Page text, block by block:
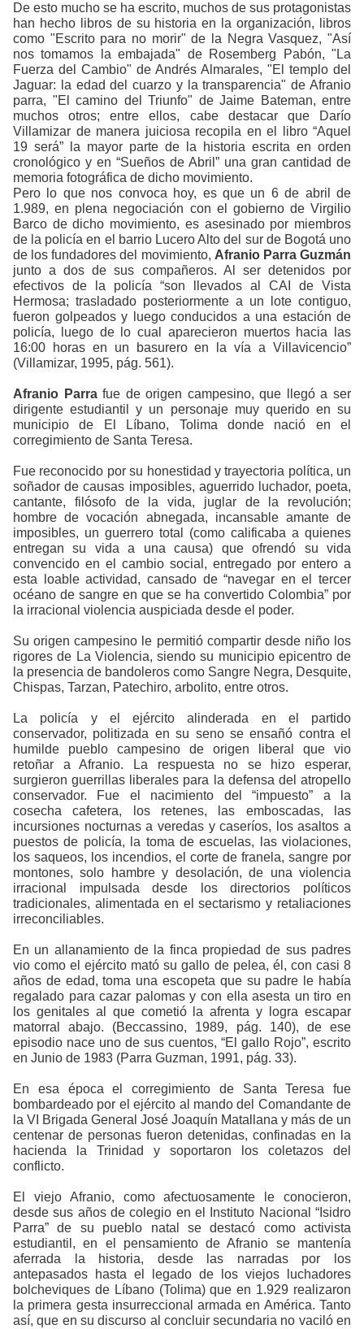
De esto mucho se ha escrito, muchos de sus protagonistas
han hecho libros de su historia en la organización, libros
como "Escrito para no morir" de la Negra Vasquez, "Así
nos tomamos la embajada" de Rosemberg Pabón, "La
Fuerza del Cambio" de Andrés Almarales, "El templo del
Jaguar: la edad del cuarzo y la transparencia" de Afranio
parra, "El camino del Triunfo" de Jaime Bateman, entre
muchos otros; entre ellos, cabe destacar que Darío
Villamizar de manera juiciosa recopila en el libro “Aquel
19 será” la mayor parte de la historia escrita en orden
cronológico y en “Sueños de Abril” una gran cantidad de
memoria fotográfica de dicho movimiento.
Pero lo que nos convoca hoy, es que un 6 de abril de
1.989, en plena negociación con el gobierno de Virgilio
Barco de dicho movimiento, es asesinado por miembros
de la policía en el barrio Lucero Alto del sur de Bogotá uno
de los fundadores del movimiento, Afranio Parra Guzmán
junto a dos de sus compañeros. Al ser detenidos por
efectivos de la policía “son llevados al CAI de Vista
Hermosa; trasladado posteriormente a un lote contiguo,
fueron golpeados y luego conducidos a una estación de
policía, luego de lo cual aparecieron muertos hacia las
16:00 horas en un basurero en la vía a Villavicencio”
(Villamizar, 1995, pág. 561).
Afranio Parrafue de origen campesino, que llegó a ser
dirigente estudiantil y un personaje muy querido en su
municipio de El Líbano, Tolima donde nació en el
corregimiento de Santa Teresa.
Fue reconocido por su honestidad y trayectoria política, un
soñador de causas imposibles, aguerrido luchador, poeta,
cantante, filósofo de la vida, juglar de la revolución;
hombre de vocación abnegada, incansable amante de
imposibles, un guerrero total (como calificaba a quienes
entregan su vida a una causa) que ofrendó su vida
convencido en el cambio social, entregado por entero a
esta loable actividad, cansado de “navegar en el tercer
océano de sangre en que se ha convertido Colombia” por
la irracional violencia auspiciada desde el poder.
Su origen campesino le permitió compartir desde niño los
rigores de La Violencia, siendo su municipio epicentro de
la presencia de bandoleros como Sangre Negra, Desquite,
Chispas, Tarzan, Patechiro, arbolito, entre otros.
La policía y el ejército alinderada en el partido
conservador, politizada en su seno se ensañó contra el
humilde pueblo campesino de origen liberal que vio
retoñar a Afranio. La respuesta no se hizo esperar,
surgieron guerrillas liberales para la defensa del atropello
conservador. Fue el nacimiento del “impuesto” a la
cosecha cafetera, los retenes, las emboscadas, las
incursiones nocturnas a veredas y caseríos, los asaltos a
puestos de policía, la toma de escuelas, las violaciones,
los saqueos, los incendios, el corte de franela, sangre por
montones, solo hambre y desolación, de una violencia
irracional impulsada desde los directorios políticos
tradicionales, alimentada en el sectarismo y retaliaciones
irreconciliables.
En un allanamiento de la finca propiedad de sus padres
vio como el ejército mató su gallo de pelea, él, con casi 8
años de edad, toma una escopeta que su padre le había
regalado para cazar palomas y con ella asesta un tiro en
los genitales al que cometió la afrenta y logra escapar
matorral abajo. (Beccassino, 1989, pág. 140), de ese
episodio nace uno de sus cuentos, “El gallo Rojo”, escrito
en Junio de 1983 (Parra Guzman, 1991, pág. 33).
En esa época el corregimiento de Santa Teresa fue
bombardeado por el ejército al mando del Comandante de
la VI Brigada General José Joaquín Matallana y más de un
centenar de personas fueron detenidas, confinadas en la
hacienda la Trinidad y soportaron los coletazos del
conflicto.
El viejo Afranio, como afectuosamente le conocieron,
desde sus años de colegio en el Instituto Nacional “Isidro
Parra” de su pueblo natal se destacó como activista
estudiantil, en el pensamiento de Afranio se mantenía
aferrada la historia, desde las narradas por los
antepasados hasta el legado de los viejos luchadores
bolcheviques de Líbano (Tolima) que en 1.929 realizaron
la primera gesta insurreccional armada en América. Tanto
así, que en su discurso al concluir secundaria no vaciló en